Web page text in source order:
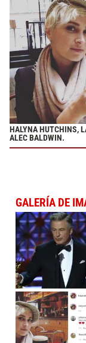
HALYNA HUTCHINS,
ALEC BALDWIN.
GALERÍA DE